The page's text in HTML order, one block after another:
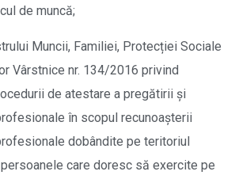
de muncă;
Muncii, Familiei, Protecției Sociale
Vârstnice nr. 134/2016 privind
de atestare a pregătirii și
în scopul recunoașterii
dobândite pe teritoriul
care doresc să exercite pe